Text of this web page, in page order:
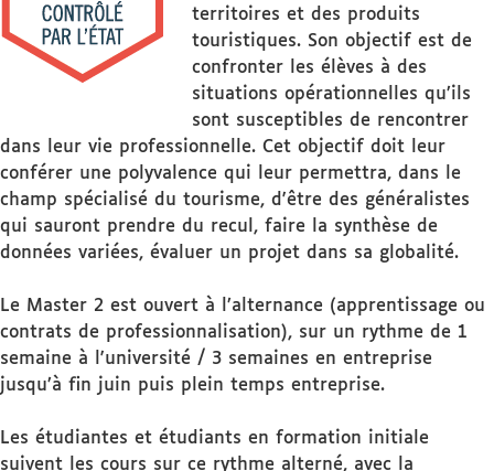
territoires et des produits
touristiques. Son objectif est de
confronter les élèves à des
situations opérationnelles qu’ils
sont susceptibles de rencontrer
dans leur vie professionnelle. Cet objectif doit leur
conférer une polyvalence qui leur permettra, dans le
champ spécialisé du tourisme, d'être des généralistes
qui sauront prendre du recul, faire la synthèse de
données variées, évaluer un projet dans sa globalité.
Le Master 2 est ouvert à l’alternance (apprentissage ou
contrats de professionnalisation), sur un rythme de 1
semaine à l'université / 3 semaines en entreprise
jusqu’à fin juin puis plein temps entreprise.
Les étudiantes et étudiants en formation initiale
suivent les cours sur ce rythme alterné, avec la